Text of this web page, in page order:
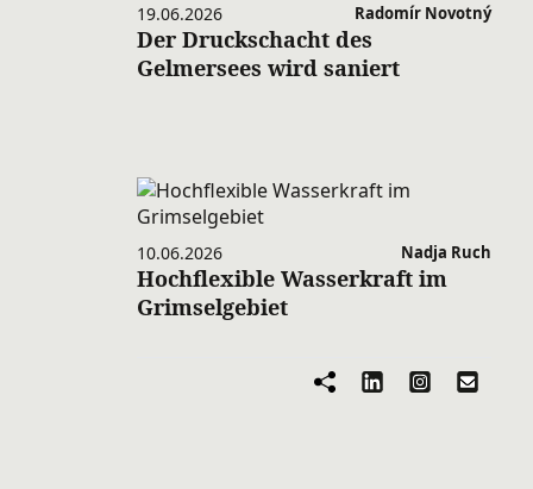
19.06.2026 Radomír Novotný
Der Druckschacht des
Gelmersees wird saniert
10.06.2026 Nadja Ruch
Hochflexible Wasserkraft im
Grimselgebiet